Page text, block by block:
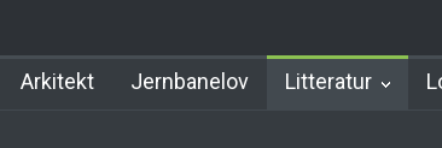
Arkitekt Jernbanelov Litteratur